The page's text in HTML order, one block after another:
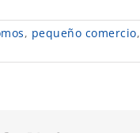
, pequeño comercio,